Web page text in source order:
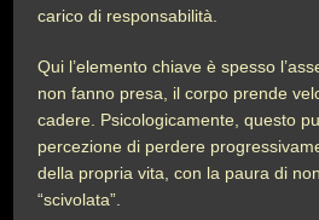
carico di responsabilità.
Qui l’elemento chiave è spesso
non fanno presa, il corpo prende
cadere. Psicologicamente, questo
percezione di perdere
della propria vita, con la paura di
“scivolata”.